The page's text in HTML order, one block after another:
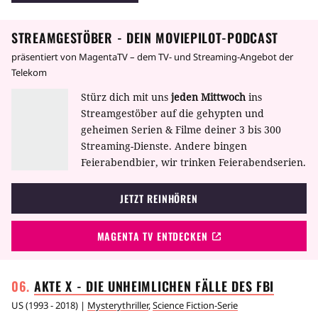
müssen untereinander klar kommen, und
ein unheimliches Geheimnis zu haben.
STREAMGESTÖBER - DEIN MOVIEPILOT-PODCAST
präsentiert von MagentaTV – dem TV- und Streaming-Angebot der
Telekom
Stürz dich mit uns jeden Mittwoch ins
Streamgestöber auf die gehypten und
geheimen Serien & Filme deiner 3 bis 300
Streaming-Dienste. Andere bingen
Feierabendbier, wir trinken Feierabendserien.
JETZT REINHÖREN
MAGENTA TV ENTDECKEN
AKTE X - DIE UNHEIMLICHEN FÄLLE DES FBI
US(1993 - 2018) | Mysterythriller,Science Fiction-Serie